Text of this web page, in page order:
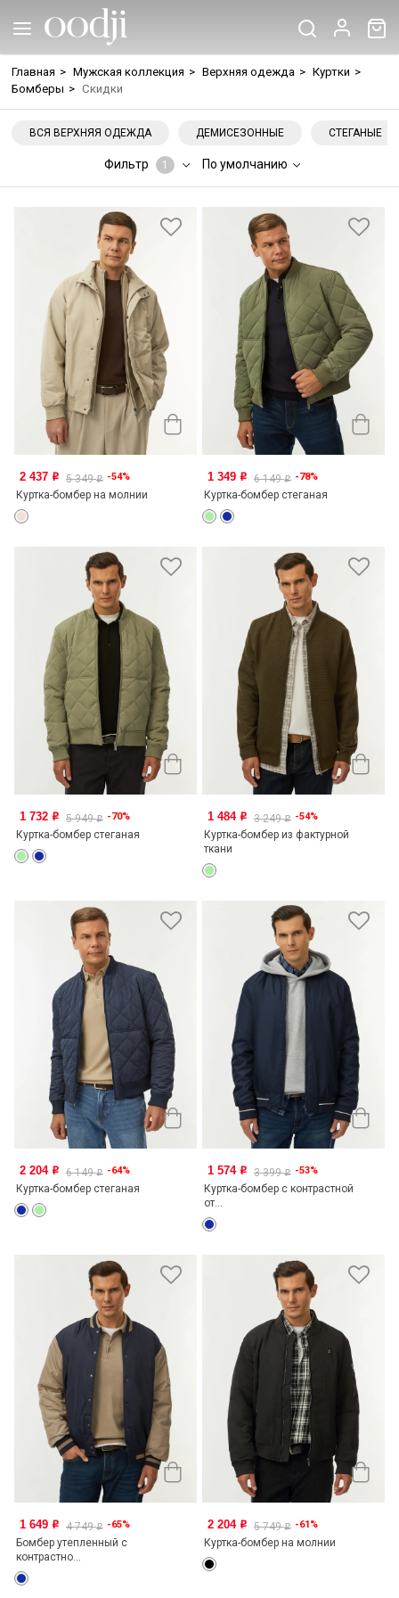
Главная > Мужская коллекция > Верхняя одежда > Куртки >
Бомберы > Скидки
ВСЯ ВЕРХНЯЯ ОДЕЖДА ДЕМИСЕЗОННЫЕ СТЕГАНЫЕ
Фильтр 1 По умолчанию
2 437 o 5 349o -54%
Куртка-бомбер на молнии
1 349 o 6 149o -78%
Куртка-бомбер стеганая
1 732 o 5 949o -70%
Куртка-бомбер стеганая
1 484 o 3 249o -54%
Куртка-бомбер из фактурной
ткани
2 204 o 6 149o -64%
Куртка-бомбер стеганая
1 574 o 3 399o -53%
Куртка-бомбер с контрастной
от...
1 649 o 4 749o -65%
Бомбер утепленный с
контрастно...
2 204 o 5 749o -61%
Куртка-бомбер на молнии